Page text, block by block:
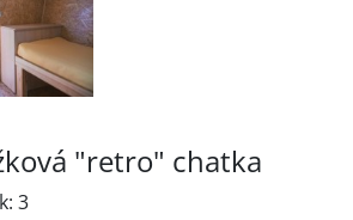
"retro" chatka
3